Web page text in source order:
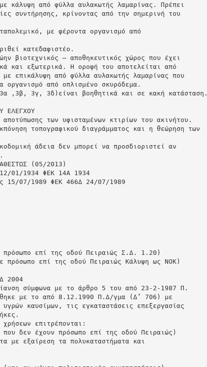
κάλυψη από φύλλα αυλακωτής λαμαρίνας. Πρέπει
συντήρησης, κρίνοντας από την σημερινή του
με φέροντα οργανισμό από
κατεδαφιστέο.
βιοτεχνικός – αποθηκευτικός χώρος που έχει
και εξωτερικά. Η οροφή του αποτελείται από
με επικάλυψη από φύλλα αυλακωτής λαμαρίνας που
οργανισμό από οπλισμένο σκυρόδεμα.
,3β, 3γ, 3δ)είναι βοηθητικά και σε κακή κατάσταση.
ΕΛΕΓΧΟΥ
αποτύπωσης των υφισταμένων κτιρίων του ακινήτου.
τοπογραφικού διαγράμματος και η θεώρηση των
άδεια δεν μπορεί να προσδιοριστεί αν
(05/2013)
01/1934 ΦΕΚ 14Α 1934
15/07/1989 ΦΕΚ 466Δ 24/07/1989
επί της οδού Πειραιώς Σ.Δ. 1.20)
πρόσωπο επί της οδού Πειραιώς Κάλυψη ως ΝΟΚ)
2004
σύμφωνα με το άρθρο 5 του από 23-2-1987 Π.
με το από 8.12.1990 Π.Δ/γμα (Δ’ 706) με
καυσίμων, τις εγκαταστάσεις επεξεργασίας
επιτρέπονται:
δεν έχουν πρόσωπο επί της οδού Πειραιώς)
με εξαίρεση τα πολυκαταστήματα και